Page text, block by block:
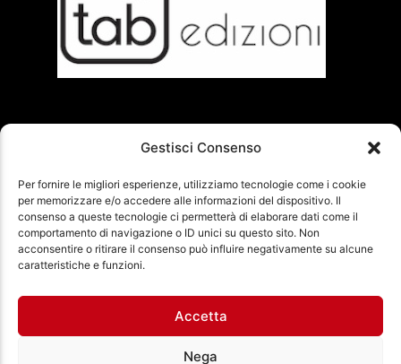
Gestisci Consenso
Per fornire le migliori esperienze, utilizziamo tecnologie come i cookie
per memorizzare e/o accedere alle informazioni del dispositivo. Il
consenso a queste tecnologie ci permetterà di elaborare dati come il
comportamento di navigazione o ID unici su questo sito. Non
acconsentire o ritirare il consenso può influire negativamente su alcune
caratteristiche e funzioni.
Accetta
Nega
PAGINE NEXT
Ass. Cult. Dissociazione - Codice fiscale:
Città Aperta via di Casal Bruciato 31/A, Roma